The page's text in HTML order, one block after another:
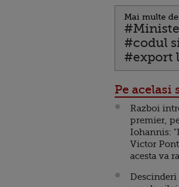
Mai multe
#codul
#export
Pe acelasi
Razboi
premier,
Iohannis:
Victor
acesta va